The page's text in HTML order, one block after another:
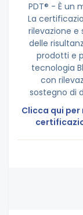
PDT® - È un
La
rilevazione e
delle
prodotti e
tecnologia
con
sostegno di
Clicca qui